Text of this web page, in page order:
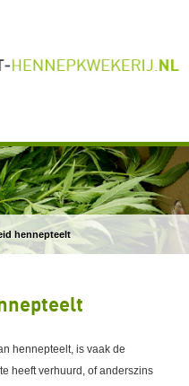
hennepteelt
hennepteelt, is vaak de
heeft verhuurd, of anderszins